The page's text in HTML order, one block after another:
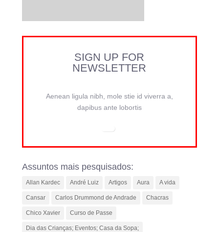
SIGN UP FOR
NEWSLETTER
Aenean ligula nibh, mole stie id viverra a,
dapibus ante lobortis
Assuntos mais pesquisados:
Allan Kardec André Luiz Artigos Aura A vida
Cansar Carlos Drummond de Andrade Chacras
Chico Xavier Curso de Passe
Dia das Crianças; Eventos; Casa da Sopa;